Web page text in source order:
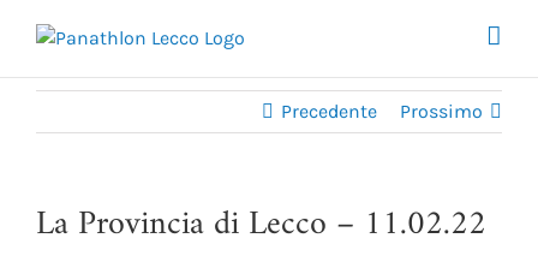
Precedente
Prossimo
La Provincia di Lecco – 11.02.22